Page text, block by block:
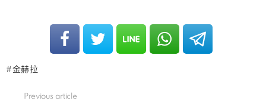
金赫拉
Previous article